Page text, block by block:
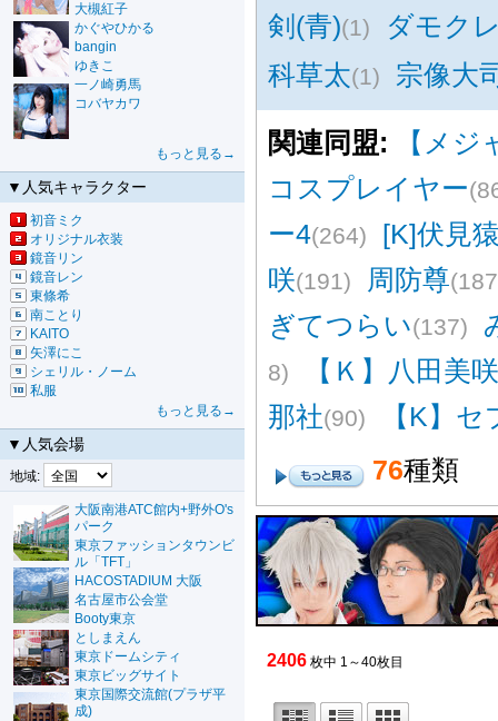
大槻紅子
かぐやひかる
bangin
ゆきこ
一ノ崎勇馬
コバヤカワ
もっと見る→
▼人気キャラクター
初音ミク
オリジナル衣装
鏡音リン
鏡音レン
東條希
南ことり
KAITO
矢澤にこ
シェリル・ノーム
私服
もっと見る→
▼人気会場
地域:
大阪南港ATC館内+野外O's
パーク
東京ファッションタウンビ
ル「TFT」
HACOSTADIUM 大阪
名古屋市公会堂
Booty東京
としまえん
東京ドームシティ
東京ビッグサイト
東京国際交流館(プラザ平
成)
剣(青)(1)
ダモク
科草太(1) 宗像大
関連同盟:
【メ
コスプレイヤー
ー4(264)
[K]伏見
咲(191) 周防尊
ぎてつらい(137)
8)
【Ｋ】八田美
那社(90)
【K】
76種類
2406 枚中 1～40枚目